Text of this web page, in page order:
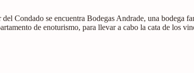
Condado se encuentra Bodegas Andrade, una bodega
de enoturismo, para llevar a cabo la cata de los